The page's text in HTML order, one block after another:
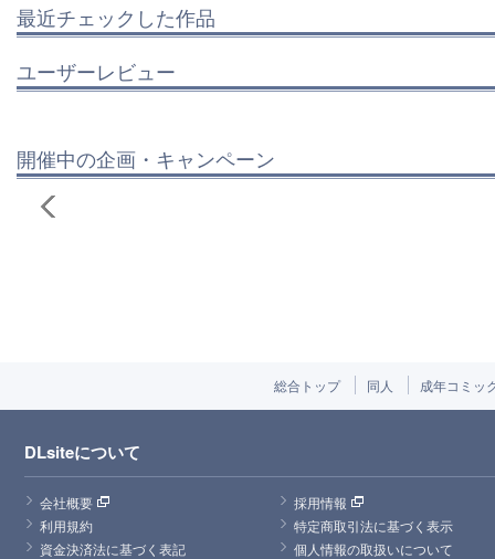
最近チェックした作品
ユーザーレビュー
開催中の企画・キャンペーン
総合トップ 同人 成年コミッ
DLsiteについて
会社概要
採用情報
利用規約
特定商取引法に基づく表示
資金決済法に基づく表記
個人情報の取扱いについて